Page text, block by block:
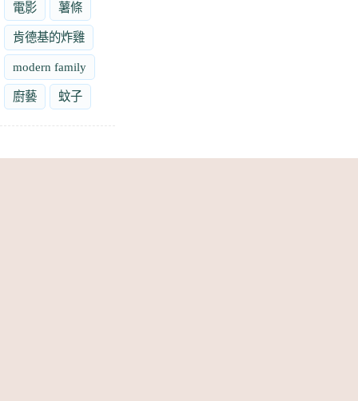
電影 薯條
肯德基的炸雞
modern family
廚藝 蚊子